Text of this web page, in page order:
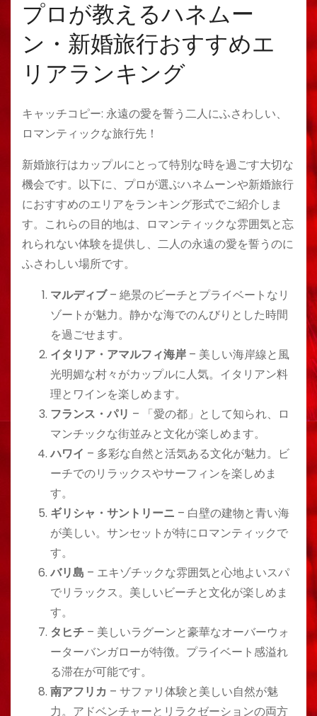
プロが教えるハネムー
ン・新婚旅行おすすめエ
リアランキング
キャッチコピー: 永遠の愛を誓う二人にふさわしい、
ロマンティックな旅行先！
新婚旅行はカップルにとって特別な時を過ごす大切な
機会です。以下に、プロが選ぶハネムーンや新婚旅行
におすすめのエリアをランキング形式でご紹介しま
す。これらの目的地は、ロマンティックな雰囲気と忘
れられない体験を提供し、二人の永遠の愛を誓うのに
ふさわしい場所です。
マルディブ– 絶景のビーチとプライベートなリ
ゾートが魅力。静かな海でのんびりとした時間
を過ごせます。
イタリア・アマルフィ海岸 – 美しい海岸線と風
光明媚な村々がカップルに人気。イタリアン料
理とワインを楽しめます。
フランス・パリ – 「愛の都」として知られ、ロ
マンチックな街並みと文化が楽しめます。
ハワイ – 多彩な自然と活気ある文化が魅力。ビ
ーチでのリラックスやサーフィンを楽しめま
す。
ギリシャ・サントリーニ – 白壁の建物と青い海
が美しい。サンセットが特にロマンティックで
す。
バリ島 – エキゾチックな雰囲気と心地よいスパ
でリラックス。美しいビーチと文化が楽しめま
す。
タヒチ – 美しいラグーンと豪華なオーバーウォ
ーターバンガローが特徴。プライベート感溢れ
る滞在が可能です。
南アフリカ – サファリ体験と美しい自然が魅
力。アドベンチャーとリラクゼーションの両方